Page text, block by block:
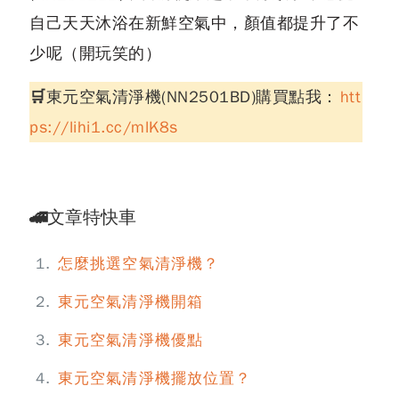
自己天天沐浴在新鮮空氣中，顏值都提升了不
少呢（開玩笑的）
🛒東元空氣清淨機(NN2501BD)購買點我 ： htt
ps://lihi1.cc/mlK8s
🚄文章特快車
怎麼挑選空氣清淨機？
東元空氣清淨機開箱
東元空氣清淨機優點
東元空氣清淨機擺放位置？